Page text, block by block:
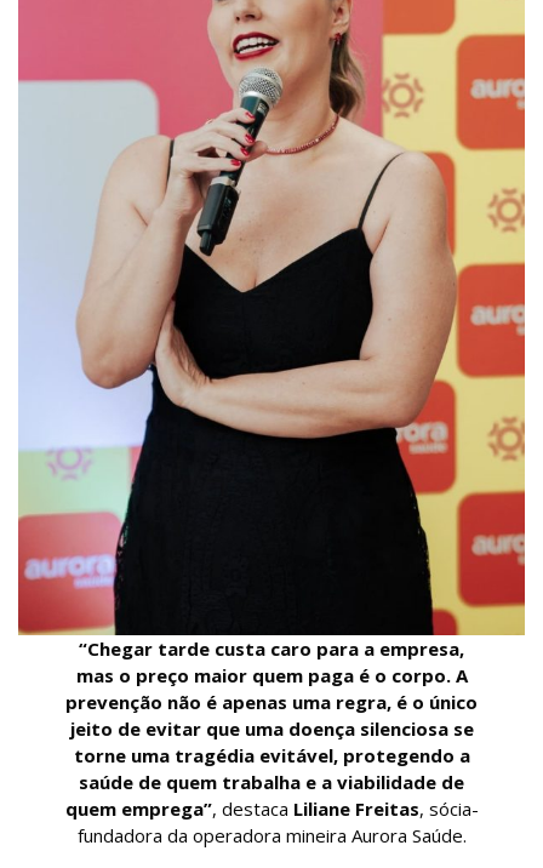
“Chegar tarde custa caro para a empresa,
mas o preço maior quem paga é o corpo. A
prevenção não é apenas uma regra, é o único
jeito de evitar que uma doença silenciosa se
torne uma tragédia evitável, protegendo a
saúde de quem trabalha e a viabilidade de
quem emprega”, destaca Liliane Freitas, sócia-
fundadora da operadora mineira Aurora Saúde.